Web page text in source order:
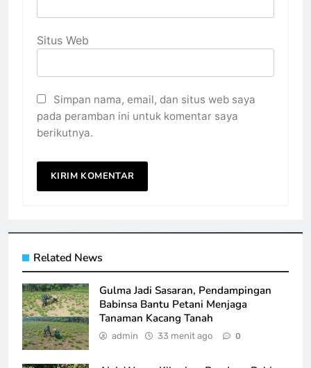
Situs Web
Simpan nama, email, dan situs web saya
pada peramban ini untuk komentar saya
berikutnya.
Related News
Gulma Jadi Sasaran, Pendampingan
Babinsa Bantu Petani Menjaga
Tanaman Kacang Tanah
admin 33 menit ago 0